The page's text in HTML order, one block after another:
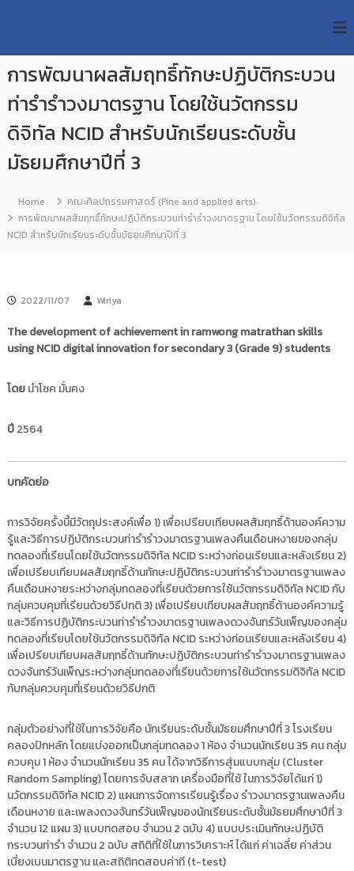
p
T
T
R
e
s
a
r
c
p
o
s
t
r
:
ค
ง
ข้
อ
มู
ล
ง
า
น
วิ
จั
ท
ย
า
ลั
ย
เ
ท
น
โ
ล
ม
ค
ล
บุ
การพัฒนาผลสัมฤทธิ์ทักษะปฏิบัติกระบวน
ท่ารำรำวงมาตรฐาน โดยใช้นวัตกรรม
ดิจิทัล NCID สำหรับนักเรียนระดับชั้น
มัธยมศึกษาปีที่ 3
Home
คณะศิลปกรรมศาสตร์ (Fine and applied arts)
การพัฒนาผลสัมฤทธิ์ทักษะปฏิบัติกระบวนท่ารำรำวงมาตรฐาน โดยใช้นวัตกรรมดิจิทัล
NCID สำหรับนักเรียนระดับชั้นมัธยมศึกษาปีที่ 3
2022/11/07 Wiriya
The development of achievement in ramwong matrathan skills
using NCID digital innovation for secondary 3 (Grade 9) students
โดยนำโชค มั่นคง
ปี2564
บทคัดย่อ
การวิจัยครั้งนี้มีวัตถุประสงค์เพื่อ 1) เพื่อเปรียบเทียบผลสัมฤทธิ์ด้านองค์ความ
รู้และวิธีการปฏิบัติกระบวนท่ารำรำวงมาตรฐานเพลงคืนเดือนหงายของกลุ่ม
ทดลองที่เรียนโดยใช้นวัตกรรมดิจิทัล NCID ระหว่างก่อนเรียนและหลังเรียน 2)
เพื่อเปรียบเทียบผลสัมฤทธิ์ด้านทักษะปฏิบัติกระบวนท่ารำรำวงมาตรฐานเพลง
คืนเดือนหงายระหว่างกลุ่มทดลองที่เรียนด้วยการใช้นวัตกรรมดิจิทัล NCID กับ
กลุ่มควบคุมที่เรียนด้วยวิธีปกติ 3) เพื่อเปรียบเทียบผลสัมฤทธิ์ด้านองค์ความรู้
และวิธีการปฏิบัติกระบวนท่ารำรำวงมาตรฐานเพลงดวงจันทร์วันเพ็ญของกลุ่ม
ทดลองที่เรียนโดยใช้นวัตกรรมดิจิทัล NCID ระหว่างก่อนเรียนและหลังเรียน 4)
เพื่อเปรียบเทียบผลสัมฤทธิ์ด้านทักษะปฏิบัติกระบวนท่ารำรำวงมาตรฐานเพลง
ดวงจันทร์วันเพ็ญระหว่างกลุ่มทดลองที่เรียนด้วยการใช้นวัตกรรมดิจิทัล NCID
กับกลุ่มควบคุมที่เรียนด้วยวิธีปกติ
กลุ่มตัวอย่างที่ใช้ในการวิจัยคือ นักเรียนระดับชั้นมัธยมศึกษาปีที่ 3 โรงเรียน
คลองปักหลัก โดยแบ่งออกเป็นกลุ่มทดลอง 1 ห้อง จำนวนนักเรียน 35 คน กลุ่ม
ควบคุม 1 ห้อง จำนวนนักเรียน 35 คน ได้จากวิธีการสุ่มแบบกลุ่ม (Cluster
Random Sampling) โดยการจับสลาก เครื่องมือที่ใช้ ในการวิจัยได้แก่ 1)
นวัตกรรมดิจิทัล NCID 2) แผนการจัดการเรียนรู้เรื่อง รำวงมาตรฐานเพลงคืน
เดือนหงาย และเพลงดวงจันทร์วันเพ็ญของนักเรียนระดับชั้นมัธยมศึกษาปีที่ 3
จำนวน 12 แผน 3) แบบทดสอบ จำนวน 2 ฉบับ 4) แบบประเมินทักษะปฏิบัติ
กระบวนท่ารำ จำนวน 2 ฉบับ สถิติที่ใช้ในการวิเคราะห์ ได้แก่ ค่าเฉลี่ย ค่าส่วน
เบี่ยงเบนมาตรฐาน และสถิติทดสอบค่าที (t-test)